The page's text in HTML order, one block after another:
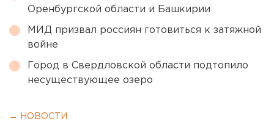
Оренбургской области и Башкирии
МИД призвал россиян готовиться к затяжной
войне
Город в Свердловской области подтопило
несуществующее озеро
← НОВОСТИ